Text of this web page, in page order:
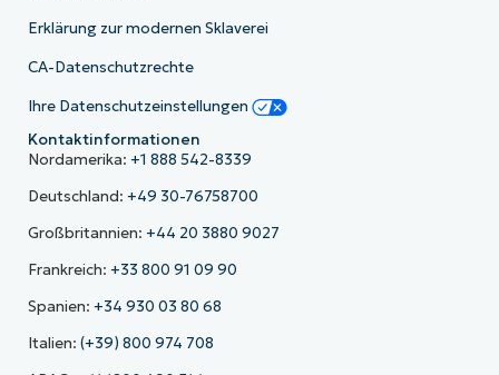
Erklärung zur modernen Sklaverei
CA-Datenschutzrechte
Ihre Datenschutzeinstellungen
Kontaktinformationen
Nordamerika: +1 888 542-8339
Deutschland: +49 30-76758700
Großbritannien: +44 20 3880 9027
Frankreich: +33 800 91 09 90
Spanien: +34 930 03 80 68
Italien: (+39) 800 974 708